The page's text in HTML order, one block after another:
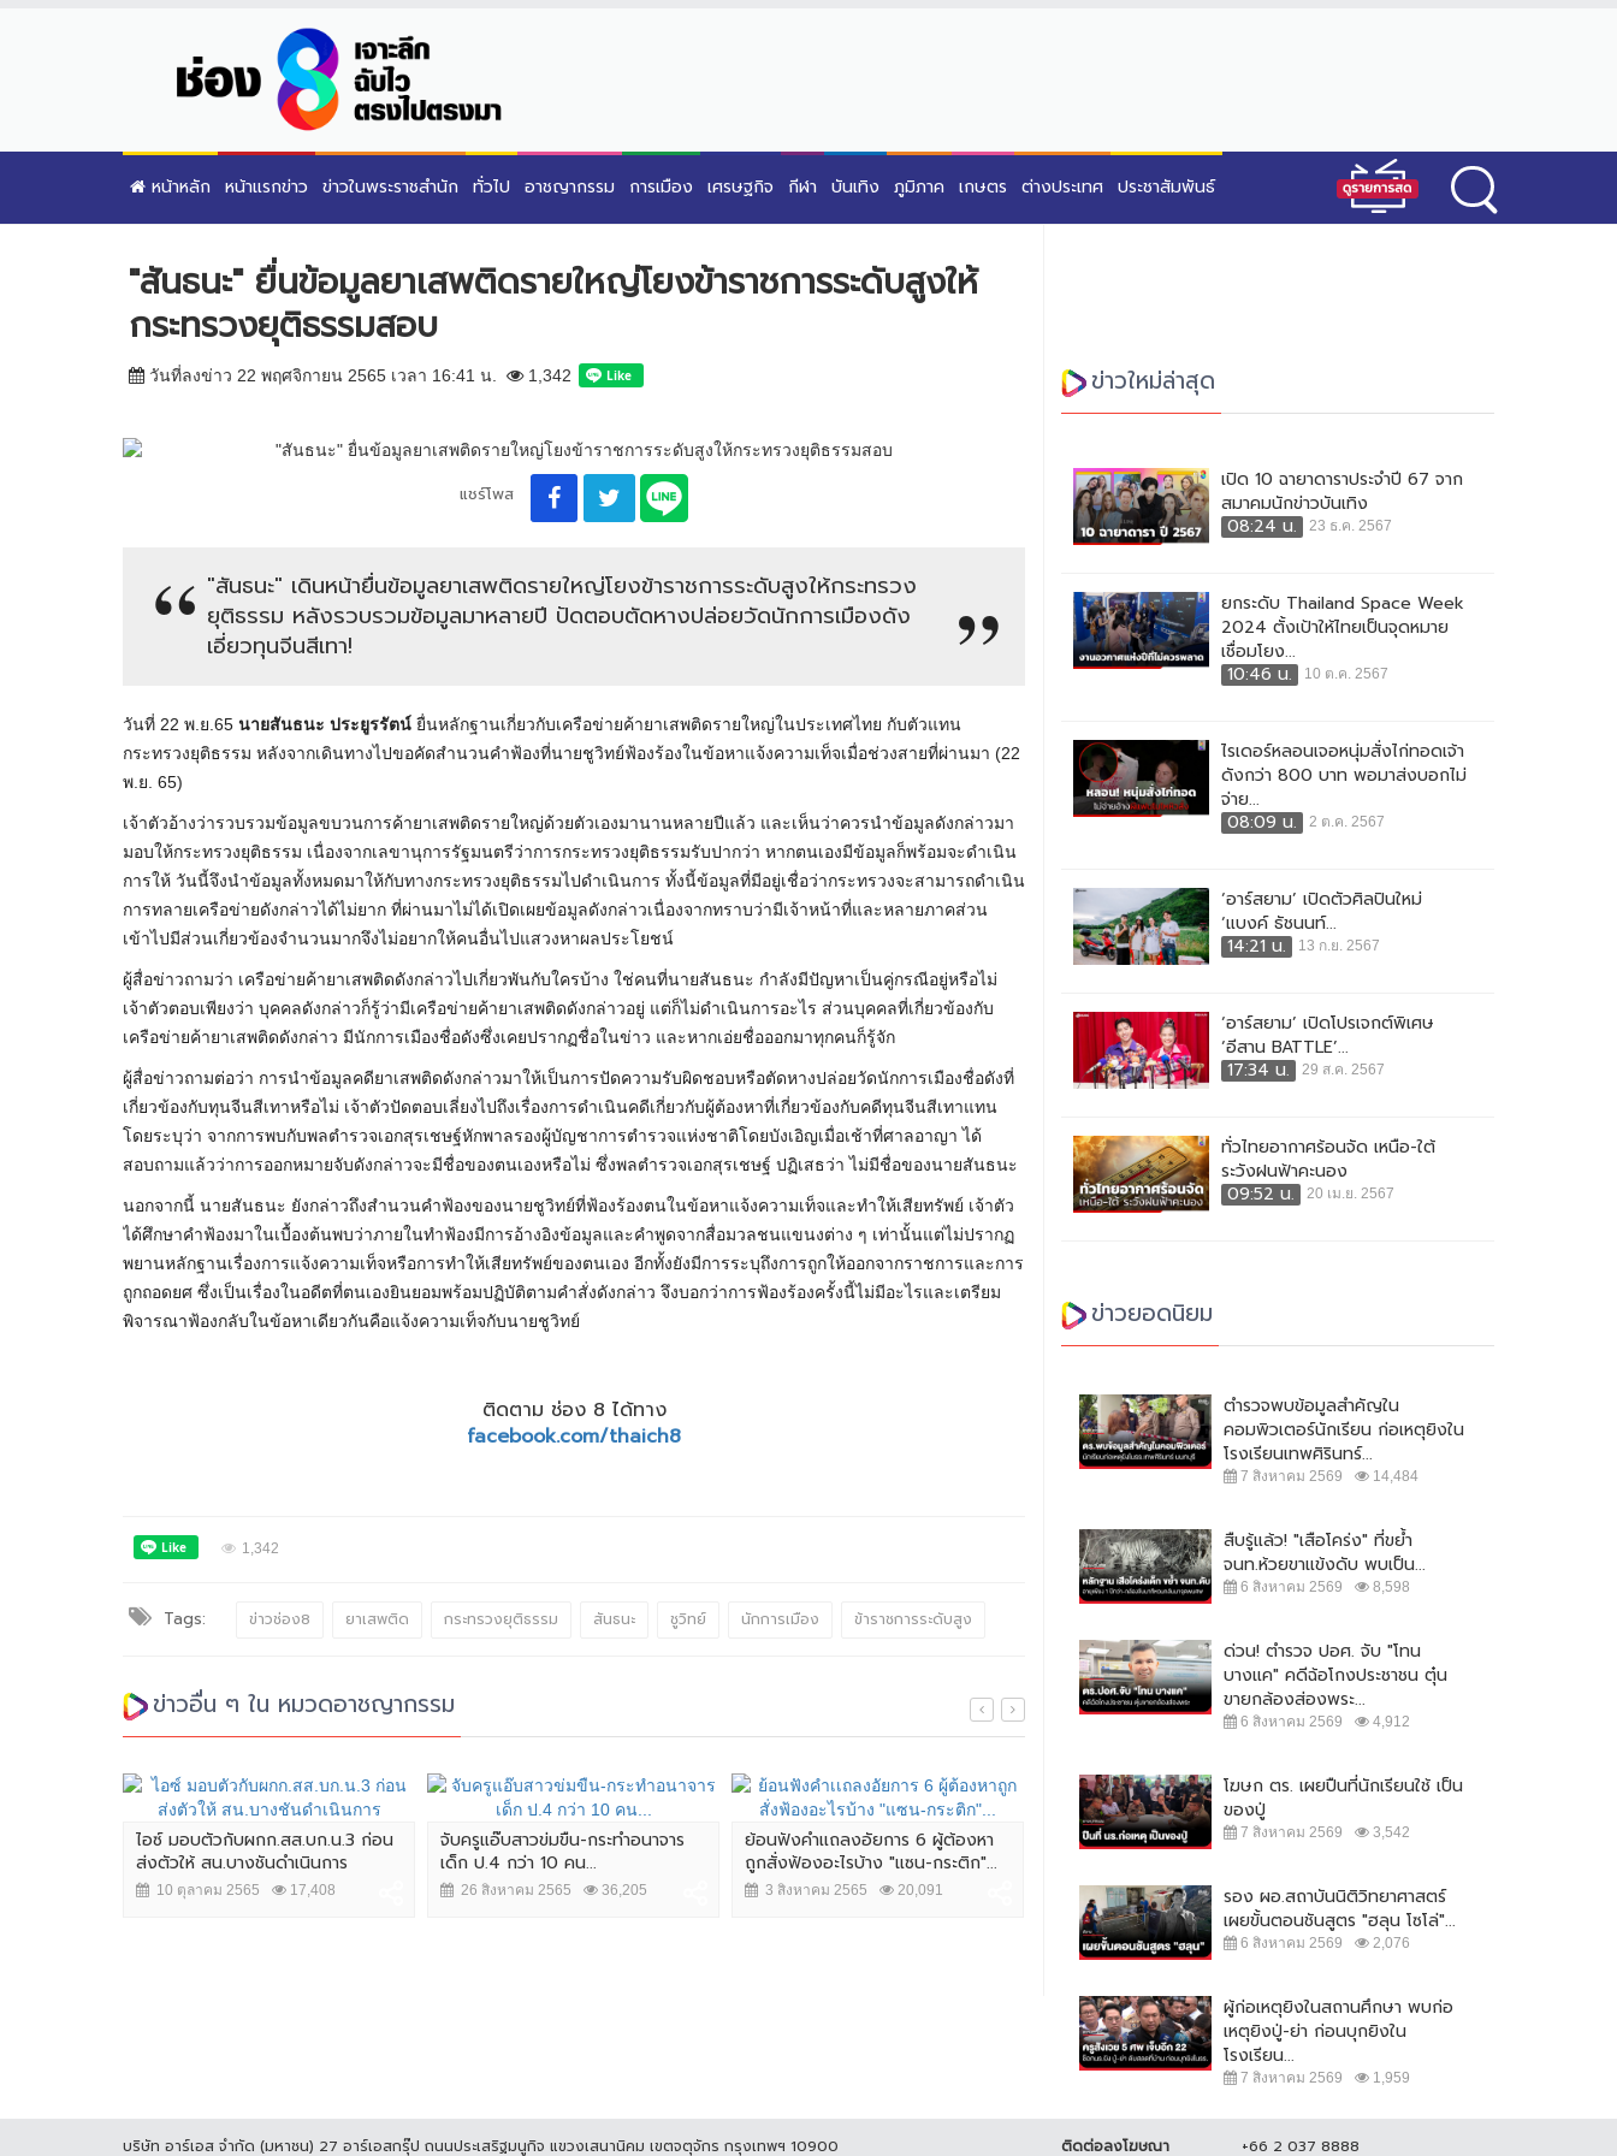
หน้าหลัก หน้าแรกข่าว ข่าวในพระราชสำนัก ทั่วไป อาชญากรรม การเมือง เศรษฐกิจ กีฬา บันเทิง ภูมิภาค เกษตร ต่างประเทศ ประชาสัมพันธ์
"สันธนะ" ยื่นข้อมูลยาเสพติดรายใหญ่โยงข้าราชการระดับสูงให้
กระทรวงยุติธรรมสอบ
วันที่ลงข่าว 22 พฤศจิกายน 2565 เวลา 16:41 น. 1,342
แชร์โพส
"สันธนะ" เดินหน้ายื่นข้อมูลยาเสพติดรายใหญ่โยงข้าราชการระดับสูงให้กระทรวง
ยุติธรรม หลังรวบรวมข้อมูลมาหลายปี ปัดตอบตัดหางปล่อยวัดนักการเมืองดัง
เอี่ยวทุนจีนสีเทา!
วันที่ 22 พ.ย.65 นายสันธนะ ประยูรรัตน์ ยื่นหลักฐานเกี่ยวกับเครือข่ายค้ายาเสพติดรายใหญ่ในประเทศไทย กับตัวแทน
กระทรวงยุติธรรม หลังจากเดินทางไปขอคัดสำนวนคำฟ้องที่นายชูวิทย์ฟ้องร้องในข้อหาแจ้งความเท็จเมื่อช่วงสายที่ผ่านมา (22
พ.ย. 65)
เจ้าตัวอ้างว่ารวบรวมข้อมูลขบวนการค้ายาเสพติดรายใหญ่ด้วยตัวเองมานานหลายปีแล้ว และเห็นว่าควรนำข้อมูลดังกล่าวมา
มอบให้กระทรวงยุติธรรม เนื่องจากเลขานุการรัฐมนตรีว่าการกระทรวงยุติธรรมรับปากว่า หากตนเองมีข้อมูลก็พร้อมจะดำเนิน
การให้ วันนี้จึงนำข้อมูลทั้งหมดมาให้กับทางกระทรวงยุติธรรมไปดำเนินการ ทั้งนี้ข้อมูลที่มีอยู่เชื่อว่ากระทรวงจะสามารถดำเนิน
การทลายเครือข่ายดังกล่าวได้ไม่ยาก ที่ผ่านมาไม่ได้เปิดเผยข้อมูลดังกล่าวเนื่องจากทราบว่ามีเจ้าหน้าที่และหลายภาคส่วน
เข้าไปมีส่วนเกี่ยวข้องจำนวนมากจึงไม่อยากให้คนอื่นไปแสวงหาผลประโยชน์
ผู้สื่อข่าวถามว่า เครือข่ายค้ายาเสพติดดังกล่าวไปเกี่ยวพันกับใครบ้าง ใช่คนที่นายสันธนะ กำลังมีปัญหาเป็นคู่กรณีอยู่หรือไม่
เจ้าตัวตอบเพียงว่า บุคคลดังกล่าวก็รู้ว่ามีเครือข่ายค้ายาเสพติดดังกล่าวอยู่ แต่ก็ไม่ดำเนินการอะไร ส่วนบุคคลที่เกี่ยวข้องกับ
เครือข่ายค้ายาเสพติดดังกล่าว มีนักการเมืองชื่อดังซึ่งเคยปรากฏชื่อในข่าว และหากเอ่ยชื่อออกมาทุกคนก็รู้จัก
ผู้สื่อข่าวถามต่อว่า การนำข้อมูลคดียาเสพติดดังกล่าวมาให้เป็นการปัดความรับผิดชอบหรือตัดหางปล่อยวัดนักการเมืองชื่อดังที่
เกี่ยวข้องกับทุนจีนสีเทาหรือไม่ เจ้าตัวปัดตอบเลี่ยงไปถึงเรื่องการดำเนินคดีเกี่ยวกับผู้ต้องหาที่เกี่ยวข้องกับคดีทุนจีนสีเทาแทน
โดยระบุว่า จากการพบกับพลตำรวจเอกสุรเชษฐ์หักพาลรองผู้บัญชาการตำรวจแห่งชาติโดยบังเอิญเมื่อเช้าที่ศาลอาญา ได้
สอบถามแล้วว่าการออกหมายจับดังกล่าวจะมีชื่อของตนเองหรือไม่ ซึ่งพลตำรวจเอกสุรเชษฐ์ ปฏิเสธว่า ไม่มีชื่อของนายสันธนะ
นอกจากนี้ นายสันธนะ ยังกล่าวถึงสำนวนคำฟ้องของนายชูวิทย์ที่ฟ้องร้องตนในข้อหาแจ้งความเท็จและทำให้เสียทรัพย์ เจ้าตัว
ได้ศึกษาคำฟ้องมาในเบื้องต้นพบว่าภายในทำฟ้องมีการอ้างอิงข้อมูลและคำพูดจากสื่อมวลชนแขนงต่าง ๆ เท่านั้นแต่ไม่ปรากฏ
พยานหลักฐานเรื่องการแจ้งความเท็จหรือการทำให้เสียทรัพย์ของตนเอง อีกทั้งยังมีการระบุถึงการถูกให้ออกจากราชการและการ
ถูกถอดยศ ซึ่งเป็นเรื่องในอดีตที่ตนเองยินยอมพร้อมปฏิบัติตามคำสั่งดังกล่าว จึงบอกว่าการฟ้องร้องครั้งนี้ไม่มีอะไรและเตรียม
พิจารณาฟ้องกลับในข้อหาเดียวกันคือแจ้งความเท็จกับนายชูวิทย์
ติดตาม ช่อง 8 ได้ทาง
facebook.com/thaich8
1,342
Tags: ข่าวช่อง8 ยาเสพติด กระทรวงยุติธรรม สันธนะ ชูวิทย์ นักการเมือง ข้าราชการระดับสูง
ข่าวอื่น ๆ ใน หมวดอาชญากรรม
ไอซ์ มอบตัวกับผกก.สส.บก.น.3 ก่อน
ส่งตัวให้ สน.บางชันดำเนินการ
10 ตุลาคม 2565 17,408
จับครูแอ๊บสาวข่มขืน-กระทำอนาจาร
เด็ก ป.4 กว่า 10 คน...
26 สิงหาคม 2565 36,205
ย้อนฟังคำเเถลงอัยการ 6 ผู้ต้องหา
ถูกสั่งฟ้องอะไรบ้าง "แซน-กระติก"...
3 สิงหาคม 2565 20,091
ต้องหา หลอกเป็น จนท.บริษัทบิทคัพ
ออนไลน์...
4 ธันวาคม 2564 16,983
ชาวสวิส เตรียมยกระดับการรักษา
ความปลอดภัยใน...
7 สิงหาคม 2564
ข่าวใหม่ล่าสุด
เปิด 10 ฉายาดาราประจำปี 67 จาก
สมาคมนักข่าวบันเทิง
08:24 น.
23 ธ.ค. 2567
ยกระดับ Thailand Space Week
2024 ตั้งเป้าให้ไทยเป็นจุดหมาย
เชื่อมโยง...
10:46 น.
10 ต.ค. 2567
ไรเดอร์หลอนเจอหนุ่มสั่งไก่ทอดเจ้า
ดังกว่า 800 บาท พอมาส่งบอกไม่
จ่าย...
08:09 น.
2 ต.ค. 2567
‘อาร์สยาม’ เปิดตัวศิลปินใหม่
‘แบงค์ ธัชนนท์...
14:21 น.
13 ก.ย. 2567
‘อาร์สยาม’ เปิดโปรเจกต์พิเศษ
‘อีสาน BATTLE’...
17:34 น.
29 ส.ค. 2567
ทั่วไทยอากาศร้อนจัด เหนือ-ใต้
ระวังฝนฟ้าคะนอง
09:52 น.
20 เม.ย. 2567
ข่าวยอดนิยม
ตำรวจพบข้อมูลสำคัญใน
คอมพิวเตอร์นักเรียน ก่อเหตุยิงใน
โรงเรียนเทพศิรินทร์...
7 สิงหาคม 2569 14,484
สืบรู้แล้ว! "เสือโคร่ง" ที่ขย้ำ
จนท.ห้วยขาแข้งดับ พบเป็น...
6 สิงหาคม 2569 8,598
ด่วน! ตำรวจ ปอศ. จับ "โทน
บางแค" คดีฉ้อโกงประชาชน ตุ๋น
ขายกล้องส่องพระ...
6 สิงหาคม 2569 4,912
โฆษก ตร. เผยปืนที่นักเรียนใช้ เป็น
ของปู่
7 สิงหาคม 2569 3,542
รอง ผอ.สถาบันนิติวิทยาศาสตร์
เผยขั้นตอนชันสูตร "ฮลุน โซโล่"...
6 สิงหาคม 2569 2,076
ผู้ก่อเหตุยิงในสถานศึกษา พบก่อ
เหตุยิงปู่-ย่า ก่อนบุกยิงใน
โรงเรียน...
7 สิงหาคม 2569 1,959
บริษัท อาร์เอส จำกัด (มหาชน) 27 อาร์เอสกรุ๊ป ถนนประเสริฐมนูกิจ แขวงเสนานิคม เขตจตุจักร กรุงเทพฯ 10900
ติดต่อลงโฆษณา
+66 2 037 8888